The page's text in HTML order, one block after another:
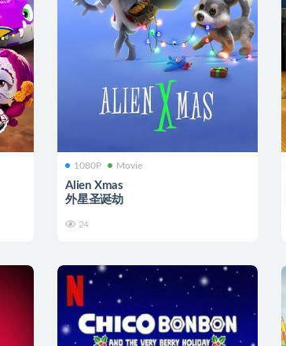
1080P Movie
Alien Xmas
外星圣诞劫
24